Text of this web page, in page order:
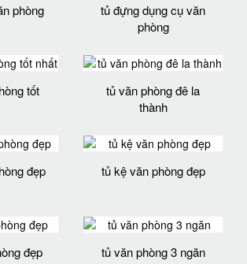
phòng
tủ đựng dụng cụ văn
phòng
tốt
tủ văn phòng đê la
thành
đẹp tủ kệ văn phòng đẹp
đẹp tủ văn phòng 3 ngăn